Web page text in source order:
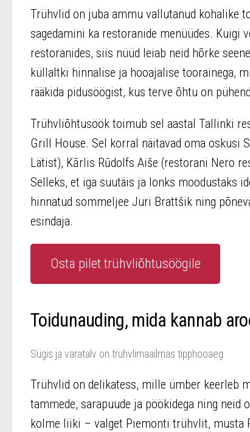
Trühvlid on juba ammu vallutanud kohalike
sagedamini ka restoranide menüüdes. Kuigi
restoranides, siis nüüd leiab neid hõrke
küllaltki hinnalise ja hooajalise toorainega,
rääkida pidusöögist, kus terve õhtu on
Trühvliõhtusöök toimub sel aastal Tallinki
Grill House. Sel korral näitavad oma oskusi
Lätist), Kārlis Rūdolfs Aiše (restorani Nero
Selleks, et iga suutäis ja lonks moodustaks
hinnatud sommeljee Juri Brattšik ning
esindaja.
Osta pilet trühvliõhtusöögile
Toidunauding, mida kannab
Sügis ja varatalv on trühvlimaailmas tipphooaeg
Trühvlid on delikatess, mille ümber keerleb
tammede, sarapuude ja pöökidega ning
kolme liiki – valget Piemonti trühvlit,